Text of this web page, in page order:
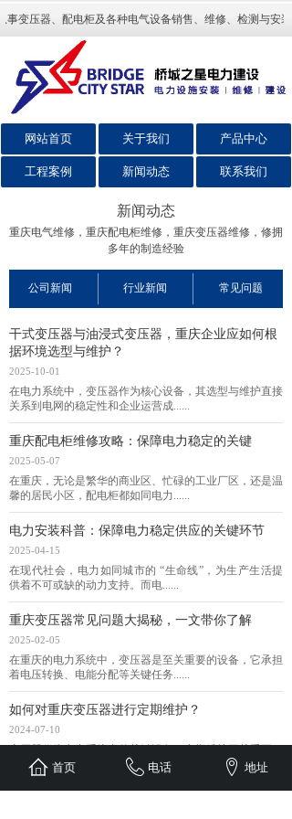
变压器、配电柜及各种电气设备销售、维修、检测与安
联系我们
新闻动态
关于我们 产品中心
网站首页
工程案例
新闻动态
重庆电气维修，重庆配电柜维修， 重庆变压器维修， 修拥
多年的制造经验
常见问题
公司新闻 行业新闻
干式变压器与油浸式变压器，重庆企业应如何根
据环境选型与维护？
2025-10-01
在电力系统中，变压器作为核心设备，其选型与维护直接
关系到电网的稳定性和企业运营成......
重庆配电柜维修攻略：保障电力稳定的关键
2025-05-07
在重庆，无论是繁华的商业区、忙碌的工业厂区，还是温
馨的居民小区，配电柜都如同电力......
电力安装科普：保障电力稳定供应的关键环节
2025-04-15
在现代社会，电力如同城市的 “生命线”，为生产生活提
供着不可或缺的动力支持。而电......
重庆变压器常见问题大揭秘，一文带你了解
2025-02-05
在重庆的电力系统中，变压器是至关重要的设备，它承担
着电压转换、电能分配等关键任务......
如何对重庆变压器进行定期维护？
2024-07-10
以下是对变压器进行定期维护的方......
首页 电话 地址